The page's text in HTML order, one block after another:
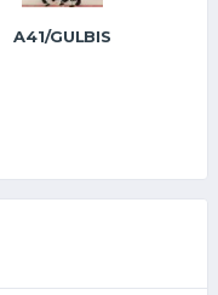
A41/GULBIS